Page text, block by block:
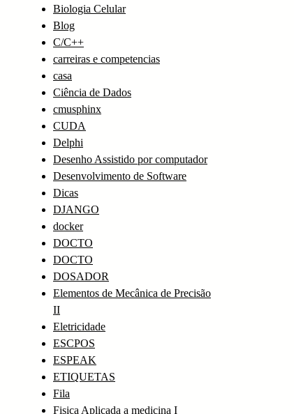
Biologia Celular
Blog
C/C++
carreiras e competencias
casa
Ciência de Dados
cmusphinx
CUDA
Delphi
Desenho Assistido por computador
Desenvolvimento de Software
Dicas
DJANGO
docker
DOCTO
DOCTO
DOSADOR
Elementos de Mecânica de Precisão
II
Eletricidade
ESCPOS
ESPEAK
ETIQUETAS
Fila
Fisica Aplicada a medicina I